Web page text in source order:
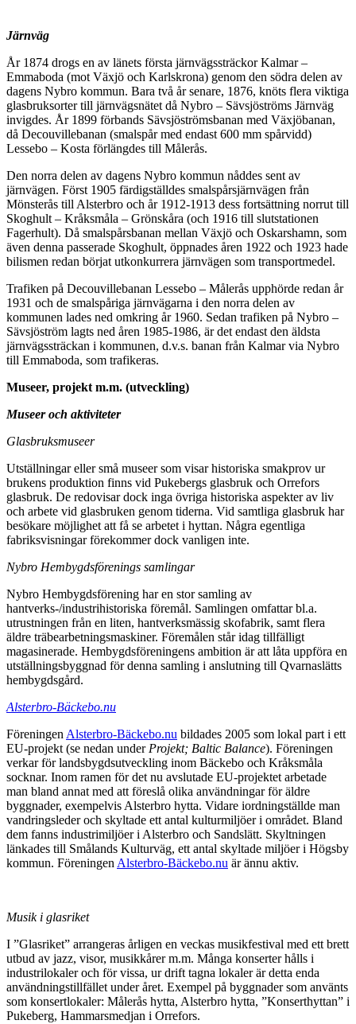
Järnväg
År 1874 drogs en av länets första järnvägssträckor Kalmar –
Emmaboda (mot Växjö och Karlskrona) genom den södra delen av
dagens Nybro kommun. Bara två år senare, 1876, knöts flera viktiga
glasbruksorter till järnvägsnätet då Nybro – Sävsjöströms Järnväg
invigdes. År 1899 förbands Sävsjöströmsbanan med Växjöbanan,
då Decouvillebanan (smalspår med endast 600 mm spårvidd)
Lessebo – Kosta förlängdes till Målerås.
Den norra delen av dagens Nybro kommun nåddes sent av
järnvägen. Först 1905 färdigställdes smalspårsjärnvägen från
Mönsterås till Alsterbro och år 1912-1913 dess fortsättning norrut till
Skoghult – Kråksmåla – Grönskåra (och 1916 till slutstationen
Fagerhult). Då smalspårsbanan mellan Växjö och Oskarshamn, som
även denna passerade Skoghult, öppnades åren 1922 och 1923 hade
bilismen redan börjat utkonkurrera järnvägen som transportmedel.
Trafiken på Decouvillebanan Lessebo – Målerås upphörde redan år
1931 och de smalspåriga järnvägarna i den norra delen av
kommunen lades ned omkring år 1960. Sedan trafiken på Nybro –
Sävsjöström lagts ned åren 1985-1986, är det endast den äldsta
järnvägssträckan i kommunen, d.v.s. banan från Kalmar via Nybro
till Emmaboda, som trafikeras.
Museer, projekt m.m. (utveckling)
Museer och aktiviteter
Glasbruksmuseer
Utställningar eller små museer som visar historiska smakprov ur
brukens produktion finns vid Pukebergs glasbruk och Orrefors
glasbruk. De redovisar dock inga övriga historiska aspekter av liv
och arbete vid glasbruken genom tiderna. Vid samtliga glasbruk har
besökare möjlighet att få se arbetet i hyttan. Några egentliga
fabriksvisningar förekommer dock vanligen inte.
Nybro Hembygdsförenings samlingar
Nybro Hembygdsförening har en stor samling av
hantverks-/industrihistoriska föremål. Samlingen omfattar bl.a.
utrustningen från en liten, hantverksmässig skofabrik, samt flera
äldre träbearbetningsmaskiner. Föremålen står idag tillfälligt
magasinerade. Hembygdsföreningens ambition är att låta uppföra en
utställningsbyggnad för denna samling i anslutning till Qvarnaslätts
hembygdsgård.
Alsterbro-Bäckebo.nu
FöreningenAlsterbro-Bäckebo.nu bildades 2005 som lokal part i ett
EU-projekt (se nedan underProjekt; Baltic Balance). Föreningen
verkar för landsbygdsutveckling inom Bäckebo och Kråksmåla
socknar. Inom ramen för det nu avslutade EU-projektet arbetade
man bland annat med att föreslå olika användningar för äldre
byggnader, exempelvis Alsterbro hytta. Vidare iordningställde man
vandringsleder och skyltade ett antal kulturmiljöer i området. Bland
dem fanns industrimiljöer i Alsterbro och Sandslätt. Skyltningen
länkades till Smålands Kulturväg, ett antal skyltade miljöer i Högsby
kommun. FöreningenAlsterbro-Bäckebo.nu är ännu aktiv.
Musik i glasriket
I ”Glasriket” arrangeras årligen en veckas musikfestival med ett brett
utbud av jazz, visor, musikkårer m.m. Många konserter hålls i
industrilokaler och för vissa, ur drift tagna lokaler är detta enda
användningstillfället under året. Exempel på byggnader som använts
som konsertlokaler: Målerås hytta, Alsterbro hytta, ”Konserthyttan” i
Pukeberg, Hammarsmedjan i Orrefors.